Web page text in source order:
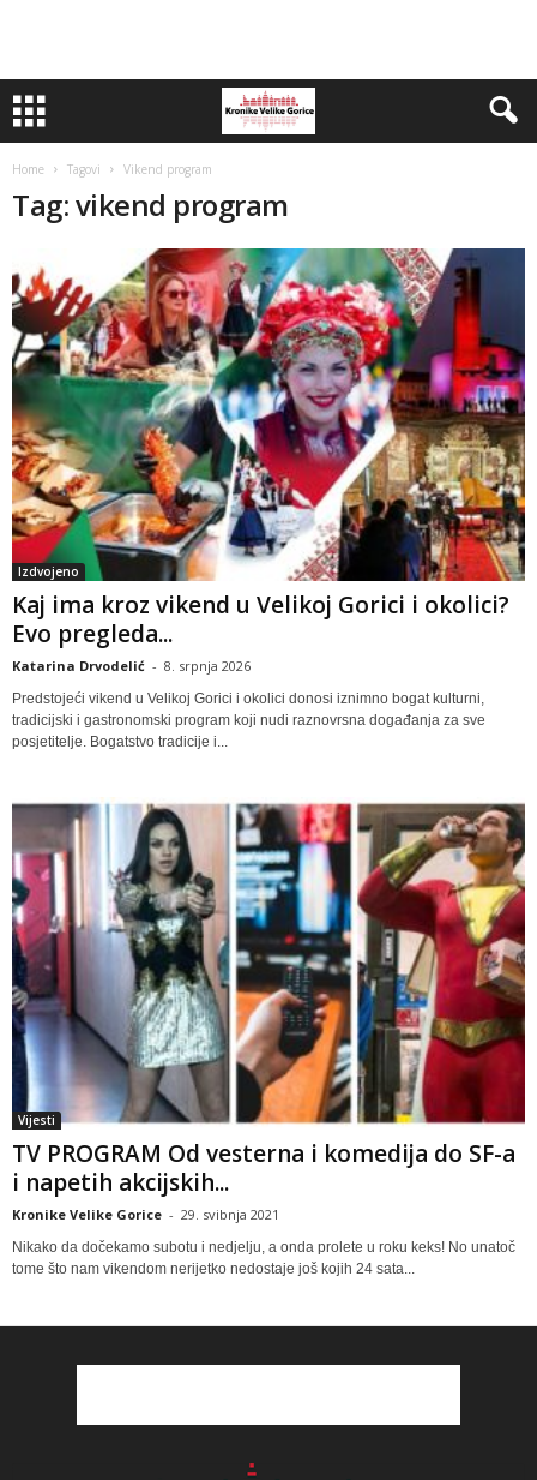
Home Tagovi Vikend program
Tag: vikend program
Izdvojeno
Kaj ima kroz vikend u Velikoj Gorici i okolici?
Evo pregleda...
Katarina Drvodelić - 8. srpnja 2026
Predstojeći vikend u Velikoj Gorici i okolici donosi iznimno bogat kulturni,
tradicijski i gastronomski program koji nudi raznovrsna događanja za sve
posjetitelje. Bogatstvo tradicije i...
Vijesti
TV PROGRAM Od vesterna i komedija do SF-a
i napetih akcijskih...
Kronike Velike Gorice - 29. svibnja 2021
Nikako da dočekamo subotu i nedjelju, a onda prolete u roku keks! No unatoč
tome što nam vikendom nerijetko nedostaje još kojih 24 sata...